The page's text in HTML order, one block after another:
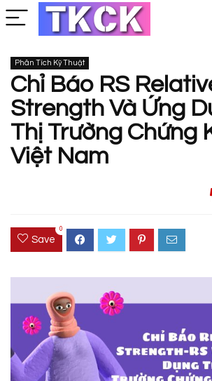
Phân Tích Kỹ Thuật
Chỉ Báo RS
Strength Và Ứng
Thị Trường Chứng
Việt Nam
Save
0